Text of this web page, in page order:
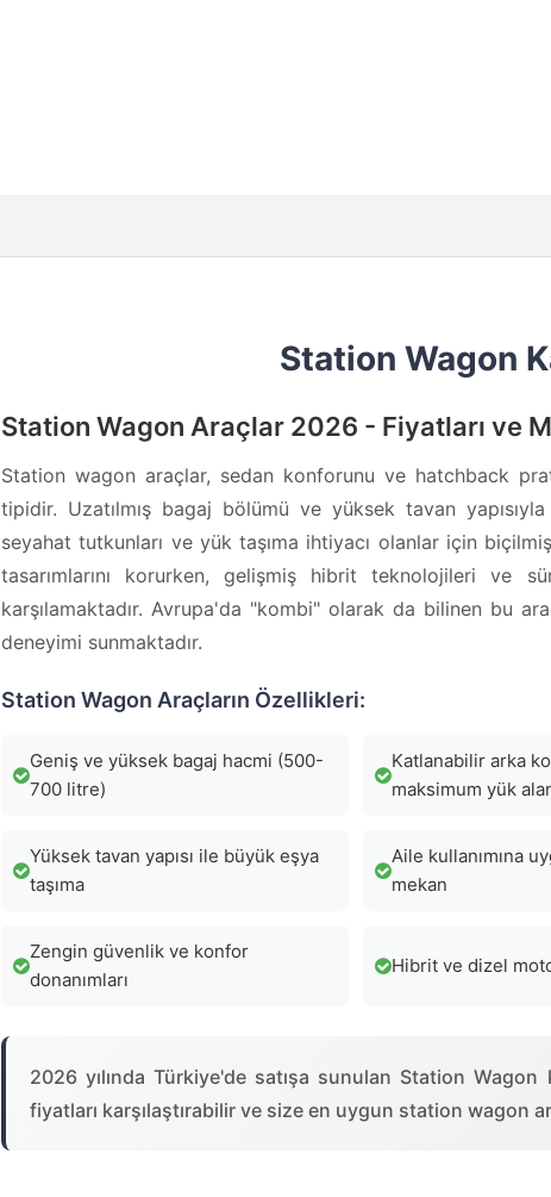
Station Wagon
Station Wagon Araçlar 2026 - Fiyatları ve
Station wagon araçlar, sedan konforunu ve hatchback
tipidir. Uzatılmış bagaj bölümü ve yüksek tavan
seyahat tutkunları ve yük taşıma ihtiyacı olanlar için
tasarımlarını korurken, gelişmiş hibrit teknolojileri ve
karşılamaktadır. Avrupa'da "kombi" olarak da bilinen bu
deneyimi sunmaktadır.
Station Wagon Araçların Özellikleri:
Geniş ve yüksek bagaj hacmi (500-
700 litre)
Katlanabilir arka
maksimum yük
Yüksek tavan yapısı ile büyük eşya
taşıma
Aile kullanımına
mekan
Zengin güvenlik ve konfor
donanımları
Hibrit ve dizel
2026 yılında Türkiye'de satışa sunulan Station
fiyatları karşılaştırabilir ve size en uygun station wagon